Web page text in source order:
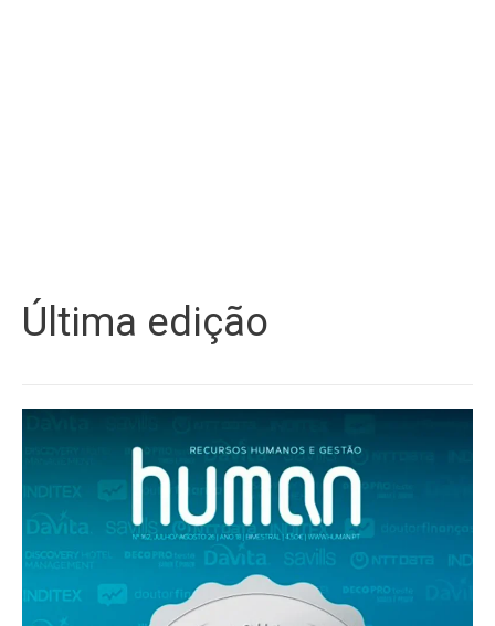
Última edição